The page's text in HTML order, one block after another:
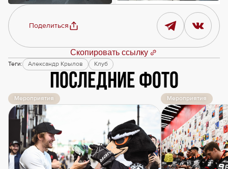
Поделиться
Скопировать ссылку
Теги: Александр Крылов Клуб
Последние фото
Мероприятия Мероприятия